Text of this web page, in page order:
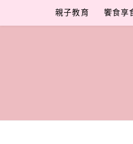
content
親子教育 饗食享